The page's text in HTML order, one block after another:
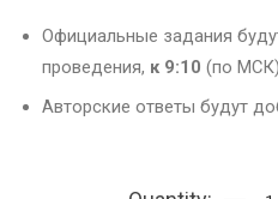
Официальные задания
проведения, к 9:10 (по МСК)
Авторские ответы будут